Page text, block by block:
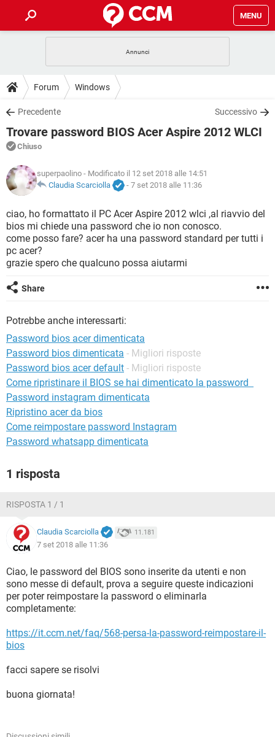
MENU
INTRATTENIMENTO
iOS
INSTAGRAM WHATSAPP
TIKTOK
HARDWARE
GUIDE
COVID-19
iOS
INSTAGRAM
TIKTOK FACEBOOK
DOWNLOAD
COVID-19 GAMING
INTRATTENIMENTO
iOS WINDOWS 10
INSTAGRAM
TIKTOK FACEBOOK
HARDWARE
FORUM
COVID-19
INTRATTENIMENTO ANDROID
INSTAGRAM WHATSAPP
TIKTOK
HARDWARE
GLOSSARIO
COVID-19
INTRATTENIMENTO ANDROID
iOS WINDOWS 10
INSTAGRAM WHATSAPP
Forum Windows
Precedente Successivo
Trovare password BIOS Acer Aspire 2012 WLCI
Chiuso
superpaolino - Modificato il 12 set 2018 alle 14:51
Claudia Scarciolla
- 7 set 2018 alle 11:36
ciao, ho formattato il PC Acer Aspire 2012 wlci ,al riavvio del
bios mi chiede una password che io non conosco.
come posso fare? acer ha una password standard per tutti i
pc acer?
grazie spero che qualcuno possa aiutarmi
Share
Potrebbe anche interessarti:
Password bios acer dimenticata
Password bios dimenticata - Migliori risposte
Password bios acer default - Migliori risposte
Come ripristinare il BIOS se hai dimenticato la password
Password instagram dimenticata
Ripristino acer da bios
Come reimpostare password Instagram
Password whatsapp dimenticata
1 risposta
RISPOSTA 1 / 1
Claudia Scarciolla 11.181
7 set 2018 alle 11:36
Ciao, le password del BIOS sono inserite da utenti e non
sono messe di default, prova a seguire queste indicazioni
per poter reimpostare la password o eliminarla
completamente:
https://it.ccm.net/faq/568-persa-la-password-reimpostare-il-
bios
facci sapere se risolvi
buona giornata!